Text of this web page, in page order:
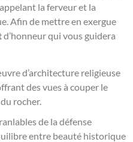
la ferveur et la
Afin de mettre en exergue
d’honneur qui vous guidera
d’architecture religieuse
des vues à couper le
rocher.
de la défense
entre beauté historique